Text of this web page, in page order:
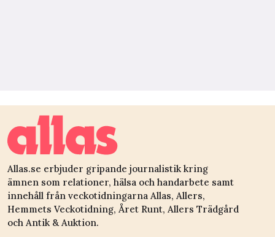
Allas.se erbjuder gripande journalistik kring
ämnen som relationer, hälsa och handarbete samt
innehåll från veckotidningarna Allas, Allers,
Hemmets Veckotidning, Året Runt, Allers Trädgård
och Antik & Auktion.